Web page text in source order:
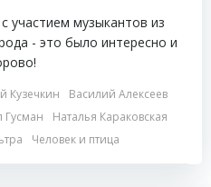
участием музыкантов из
- это было интересно и
Кузечкин
Василий Алексеев
Гусман
Наталья Караковская
Человек и птица